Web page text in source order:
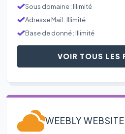
Sous domaine : Illimité
Adresse Mail : Illimité
Base de donné : Illimité
VOIR TOUS LES
WEEBLY